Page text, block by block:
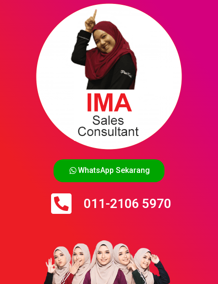
WhatsApp Sekarang
011-2106 5970